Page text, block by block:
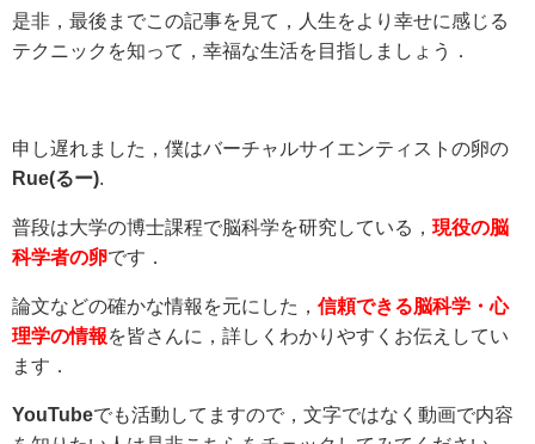
是非，最後までこの記事を見て，人生をより幸せに感じる
テクニックを知って，幸福な生活を目指しましょう．
申し遅れました，僕はバーチャルサイエンティストの卵の
Rue(るー)
普段は大学の博士課程で脳科学を研究している， 現役の脳
科学者の卵です．
論文などの確かな情報を元にした， 信頼できる脳科学・心
理学の情報を皆さんに，詳しくわかりやすくお伝えしてい
ます．
YouTubeでも活動してますので，文字ではなく動画で内容